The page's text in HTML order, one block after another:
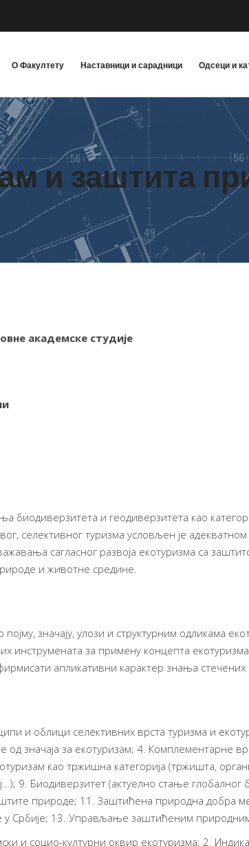
О Факултету Наставници и сарадници Одсеци и
и заштита
академске студије
биодиверзитета и геодиверзитета као
селективног туризма условљен је
сагласног развоја екотуризма са
и животне средине.
значају, улози и структурним одликама
инструмената за примену концепта
апликативни карактер знања
и облици селективних врста туризма и
од значаја за екотуризам; 4. Комплементарне
као тржишна категорија (тржишта,
9. Биодиверзитет (актуелно стање
природе; 11. Заштићена природна добра
Србије; 13. Управљање заштићеним
и социо-културни оквир екотуризма; 2.